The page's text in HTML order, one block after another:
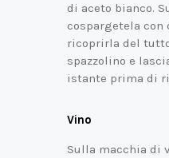
di aceto bianco.
cospargetela con
ricoprirla del
spazzolino e
istante prima di
Vino
Sulla macchia di